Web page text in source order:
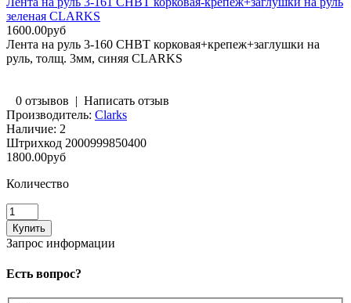
зеленая CLARKS
1600.00руб
Лента на руль 3-160 CHBT корковая+крепеж+заглушки на
руль, толщ. 3мм, синяя CLARKS
0 отзывов | Написать отзыв
Производитель: Clarks
Наличие: 2
Штрихкод 2000999850400
1800.00руб
Количество
Запрос информации
Есть вопрос?